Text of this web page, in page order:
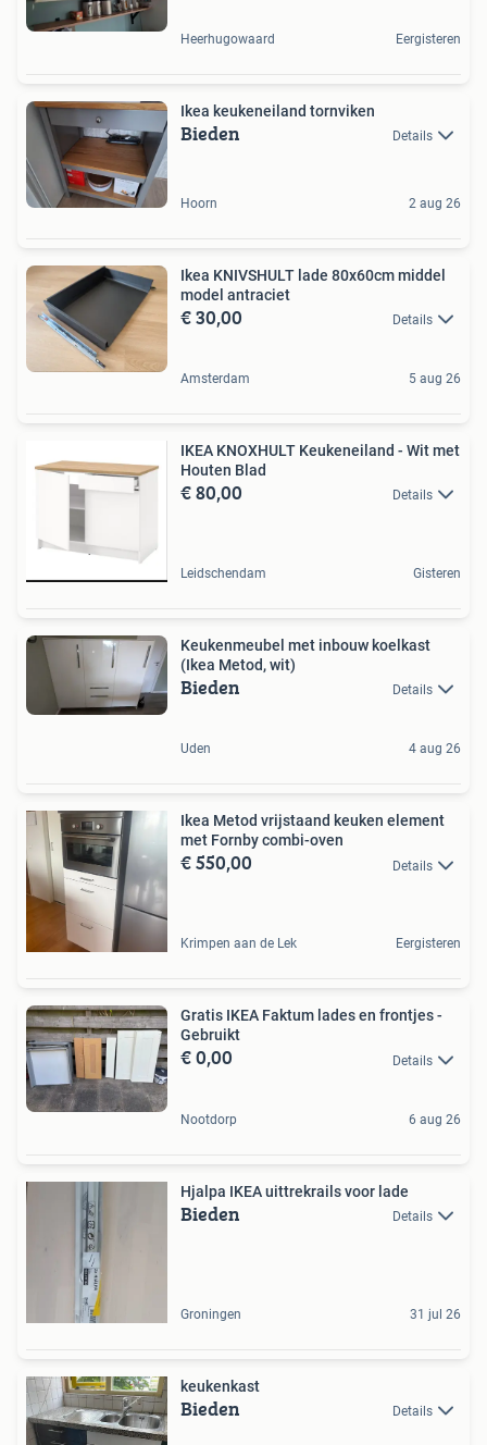
Heerhugowaard Eergisteren
Ikea keukeneiland tornviken
Bieden Details
Hoorn 2 aug 26
Ikea KNIVSHULT lade 80x60cm middel
model antraciet
€ 30,00 Details
Amsterdam 5 aug 26
IKEA KNOXHULT Keukeneiland - Wit met
Houten Blad
€ 80,00 Details
Leidschendam Gisteren
Keukenmeubel met inbouw koelkast
(Ikea Metod, wit)
Bieden Details
Uden 4 aug 26
Ikea Metod vrijstaand keuken element
met Fornby combi-oven
€ 550,00 Details
Krimpen aan de Lek Eergisteren
Gratis IKEA Faktum lades en frontjes -
Gebruikt
€ 0,00 Details
Nootdorp 6 aug 26
Hjalpa IKEA uittrekrails voor lade
Bieden Details
Groningen 31 jul 26
keukenkast
Bieden Details